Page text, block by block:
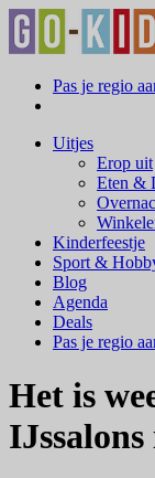
Pas je regio
Uitjes
Erop uit
Eten &
Kinderfeestje
Sport &
Blog
Agenda
Deals
Pas je regio
Het is